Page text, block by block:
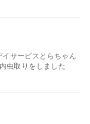
サービスとらちゃん
虫取りをしました